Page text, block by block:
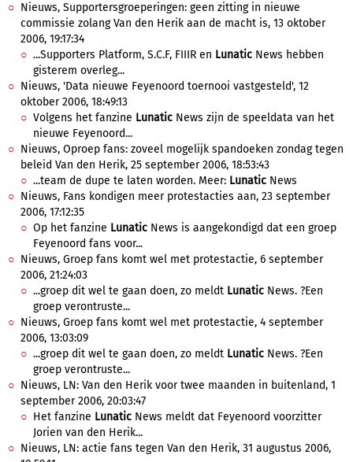
Nieuws, Supportersgroeperingen: geen zitting in nieuwe
commissie zolang Van den Herik aan de macht is, 13 oktober
2006, 19:17:34
...Supporters Platform, S.C.F, FIIIR en Lunatic News hebben
gisterem overleg...
Nieuws, 'Data nieuwe Feyenoord toernooi vastgesteld', 12
oktober 2006, 18:49:13
Volgens het fanzine Lunatic News zijn de speeldata van het
nieuwe Feyenoord...
Nieuws, Oproep fans: zoveel mogelijk spandoeken zondag tegen
beleid Van den Herik, 25 september 2006, 18:53:43
...team de dupe te laten worden. Meer: Lunatic News
Nieuws, Fans kondigen meer protestacties aan, 23 september
2006, 17:12:35
Op het fanzine Lunatic News is aangekondigd dat een groep
Feyenoord fans voor...
Nieuws, Groep fans komt wel met protestactie, 6 september
2006, 21:24:03
...groep dit wel te gaan doen, zo meldt Lunatic News. ?Een
groep verontruste...
Nieuws, Groep fans komt wel met protestactie, 4 september
2006, 13:03:09
...groep dit wel te gaan doen, zo meldt Lunatic News. ?Een
groep verontruste...
Nieuws, LN: Van den Herik voor twee maanden in buitenland, 1
september 2006, 20:03:47
Het fanzine Lunatic News meldt dat Feyenoord voorzitter
Jorien van den Herik...
Nieuws, LN: actie fans tegen Van den Herik, 31 augustus 2006,